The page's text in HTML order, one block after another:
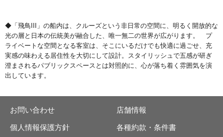
◆「飛鳥III」の船内は、クルーズという非日常の空間に、明るく開放的な
光の層と日本の伝統美が融合した、唯一無二の世界が広がります。 プ
ライベートな空間となる客室は、そこにいるだけでも快適に過ごせ、充
実感の味わえる居住性を大切にして設計。スタイリッシュで五感が研ぎ
澄まされるパブリックスペースとは対照的に、心が落ち着く雰囲気を演
出しています。
お問い合わせ 店舗情報
個人情報保護方針 各種約款・条件書